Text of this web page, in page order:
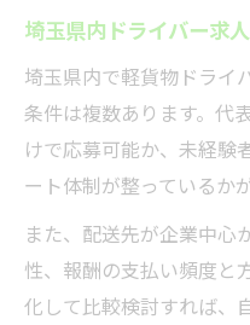
埼玉県内ドライバー求
埼玉県内で軽貨物ドライ
条件は複数あります。代
けで応募可能か、未経験
ート体制が整っているか
また、配送先が企業中心
性、報酬の支払い頻度と
化して比較検討すれば、